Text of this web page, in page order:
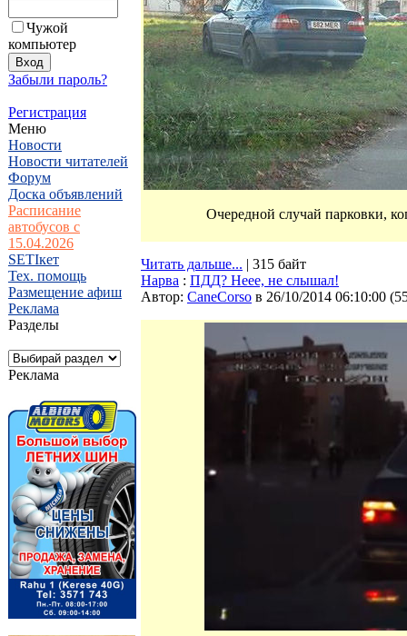
Чужой
компьютер
Забыли пароль?
Регистрация
Меню
Новости
Новости читателей
Форум
Доска объявлений
Расписание
автобусов с
15.04.2026
SETIкет
Тех. помощь
Размещение афиш
Реклама
Разделы
Реклама
Очередной случай парковки,
Читать дальше... | 315 байт
Нарва : ПДД? Неее, не слышал!
Автор: CaneCorso в 26/10/2014 06:10:00 (